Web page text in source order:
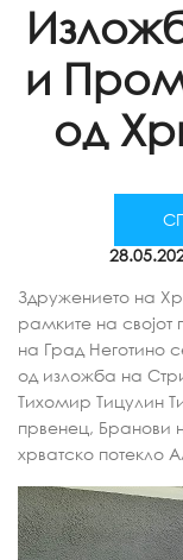
и
од
Здружението на
рамките на
на Град Неготино
од изложба на
Тихомир Тицулин
првенец, Бранови
хрватско потекло